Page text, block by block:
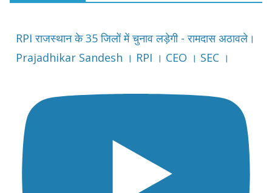
RPI राजस्थान के 35 जिलों में चुनाव लड़ेगी - रामदास अठावले।
Prajadhikar Sandesh । RPI । CEO । SEC ।